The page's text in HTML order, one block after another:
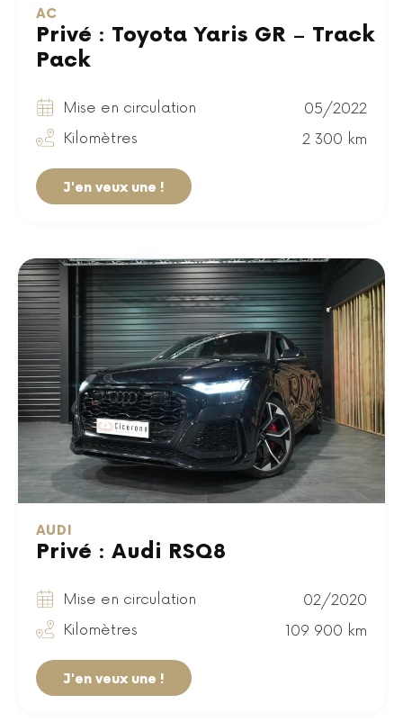
AC
Privé : Toyota Yaris GR – Track
Pack
Mise en circulation
05/2022
Kilomètres
2 300 km
J'en veux une !
AUDI
Privé : Audi RSQ8
Mise en circulation
02/2020
Kilomètres
109 900 km
J'en veux une !